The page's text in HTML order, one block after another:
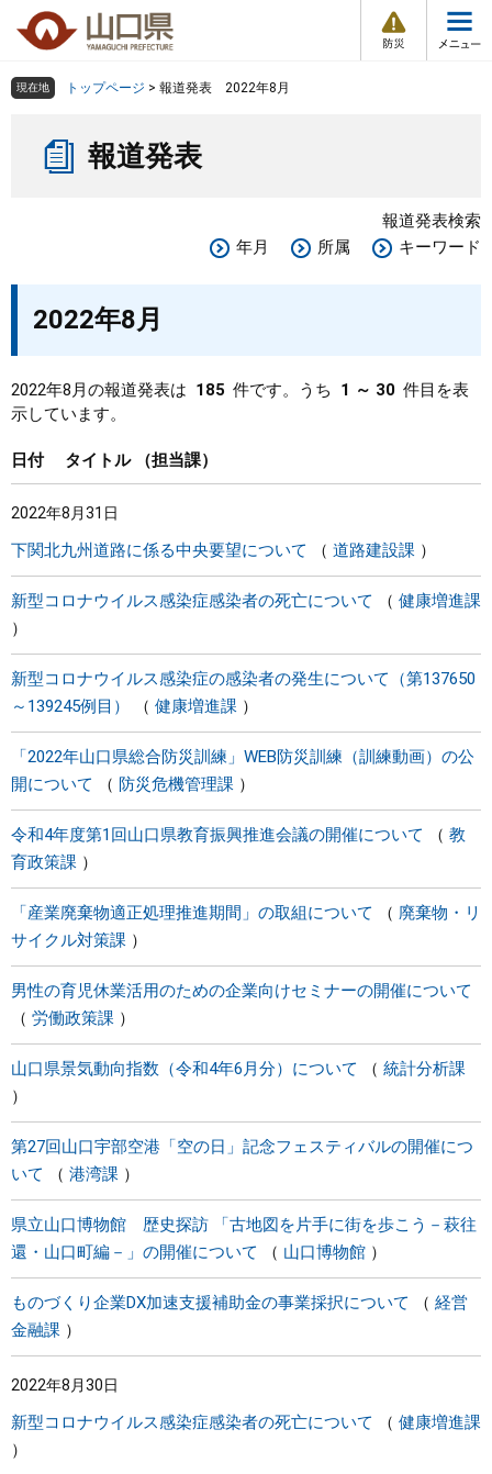
の
ー
メ
組織で探す
Other Languages
くらし・環境
教育・文化・スポーツ
しごと・産業・観光
県政情報
現在地 トップページ > 報道発表 2022年8月
報道発表
報道発表検索
年月
所属 キーワード
2022年8月
2022年8月の報道発表は 185 件です。うち 1 ～ 30 件目を表
示しています。
日付 タイトル 担当課
2022年8月31日
下関北九州道路に係る中央要望について 道路建設課
新型コロナウイルス感染症感染者の死亡について 健康増進課
新型コロナウイルス感染症の感染者の発生について（第137650
～139245例目）
健康増進課
「2022年山口県総合防災訓練」WEB防災訓練（訓練動画）の公
開について
防災危機管理課
令和4年度第1回山口県教育振興推進会議の開催について
教
育政策課
「産業廃棄物適正処理推進期間」の取組について
廃棄物・リ
サイクル対策課
男性の育児休業活用のための企業向けセミナーの開催について
労働政策課
山口県景気動向指数（令和4年6月分）について 統計分析課
第27回山口宇部空港「空の日」記念フェスティバルの開催につ
いて
港湾課
県立山口博物館 歴史探訪 「古地図を片手に街を歩こう－萩往
還・山口町編－」の開催について
山口博物館
ものづくり企業DX加速支援補助金の事業採択について
経営
金融課
2022年8月30日
新型コロナウイルス感染症感染者の死亡について 健康増進課